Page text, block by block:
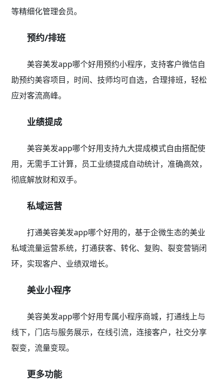
等精细化管理会员。
预约/排班
美容美发app哪个好用预约小程序，支持客户微信自
助预约美容项目，时间、技师均可自选，合理排班，轻松
应对客流高峰。
业绩提成
美容美发app哪个好用支持九大提成模式自由搭配使
用，无需手工计算，员工业绩提成自动统计，准确高效，
彻底解放财和双手。
私域运营
打通美容美发app哪个好用的，基于企微生态的美业
私域流量运营系统，打通获客、转化、复购、裂变营销闭
环，实现客户、业绩双增长。
美业小程序
美容美发app哪个好用专属小程序商城，打通线上与
线下，门店与服务展示，在线引流，连接客户，社交分享
裂变，流量变现。
更多功能